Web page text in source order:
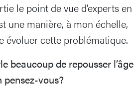
le point de vue d’experts en
une manière, à mon échelle,
évoluer cette problématique.
beaucoup de repousser l’âge
pensez-vous?